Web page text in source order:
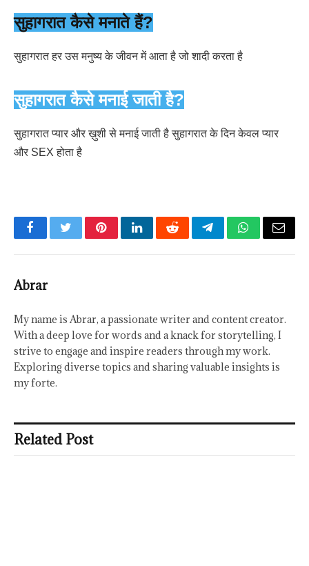
सुहागरात कैसे मनाते हैं?
सुहागरात हर उस मनुष्य के जीवन में आता है जो शादी करता है
सुहागरात कैसे मनाई जाती है?
सुहागरात प्यार और ख़ुशी से मनाई जाती है सुहागरात के दिन केवल प्यार
और SEX होता है
FacebookTwitterPinterestLinkedInRedditTelegramWhatsApp
Email
Abrar
My name is Abrar, a passionate writer and content creator.
With a deep love for words and a knack for storytelling, I
strive to engage and inspire readers through my work.
Exploring diverse topics and sharing valuable insights is
my forte.
Related Post